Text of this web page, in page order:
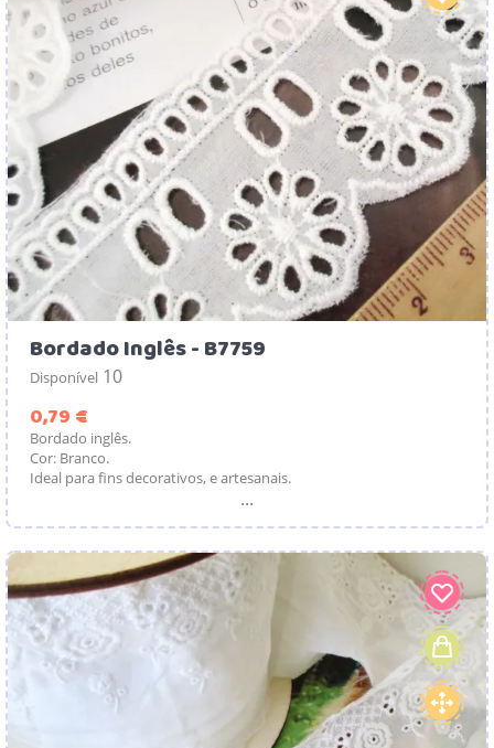
Bordado Inglês - B7759
Disponível 10
0,79 €
Bordado inglês.
Cor: Branco.
Ideal para fins decorativos, e artesanais.
...